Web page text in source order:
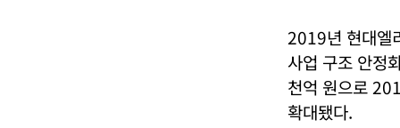
2019년 현대엘
사업 구조 안정
천억 원으로
확대됐다.